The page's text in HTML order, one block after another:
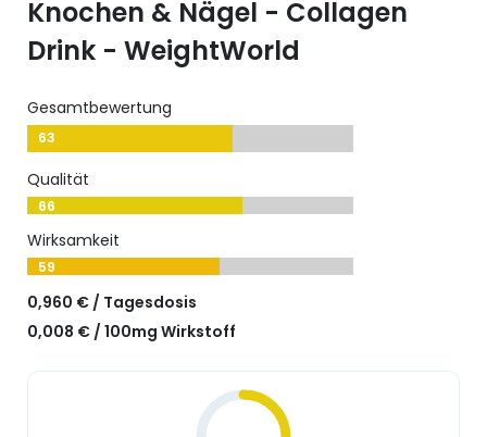
Knochen & Nägel - Collagen
Drink - WeightWorld
Gesamtbewertung
63
Qualität
66
Wirksamkeit
59
0,960 € / Tagesdosis
0,008 € / 100mg Wirkstoff